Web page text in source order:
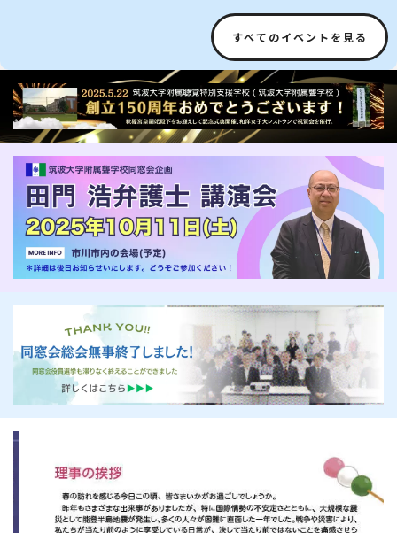
すべてのイベントを見る